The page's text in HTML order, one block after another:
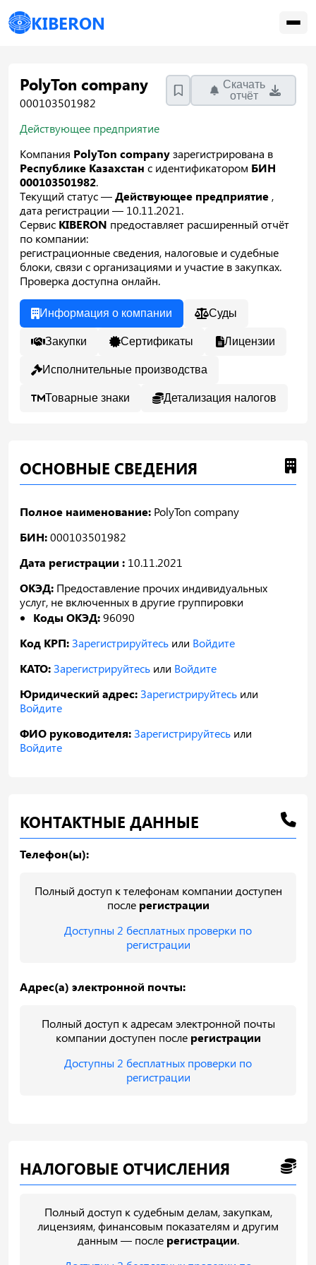
KIBERON
PolyTon company
000103501982
Скачать
отчёт
Действующее предприятие
Компания PolyTon companyзарегистрирована в
Республике Казахстан с идентификатором БИН
000103501982.
Текущий статус —Действующее предприятие ,
дата регистрации — 10.11.2021.
Сервис KIBERON предоставляет расширенный отчёт
по компании:
регистрационные сведения, налоговые и судебные
блоки, связи с организациями и участие в закупках.
Проверка доступна онлайн.
Информация о компании Суды
Закупки Сертификаты Лицензии
Исполнительные производства
Товарные знаки Детализация налогов
ОСНОВНЫЕ СВЕДЕНИЯ
Полное наименование: PolyTon company
БИН:000103501982
Дата регистрации : 10.11.2021
ОКЭД: Предоставление прочих индивидуальных
услуг, не включенных в другие группировки
Коды ОКЭД:96090
Код КРП:Зарегистрируйтесь или Войдите
КАТО:Зарегистрируйтесь или Войдите
Юридический адрес:Зарегистрируйтесь или
Войдите
ФИО руководителя:Зарегистрируйтесь или
Войдите
КОНТАКТНЫЕ ДАННЫЕ
Телефон(ы):
Полный доступ к телефонам компании доступен
после регистрации
Доступны 2 бесплатных проверки по
регистрации
Адрес(а) электронной почты:
Полный доступ к адресам электронной почты
компании доступен после регистрации
Доступны 2 бесплатных проверки по
регистрации
НАЛОГОВЫЕ ОТЧИСЛЕНИЯ
Полный доступ к судебным делам, закупкам,
лицензиям, финансовым показателям и другим
данным — после регистрации.